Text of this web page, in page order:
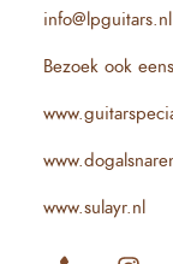
info@lpguitars.nl
Bezoek ook
www.sulayr.nl